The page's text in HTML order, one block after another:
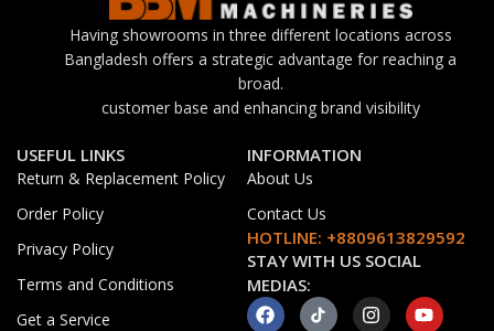
Having showrooms in three different locations across
Bangladesh offers a strategic advantage for reaching a
broad.
customer base and enhancing brand visibility
USEFUL LINKS
Return & Replacement Policy
Order Policy
Privacy Policy
Terms and Conditions
Get a Service
INFORMATION
About Us
Contact Us
HOTLINE: +8809613829592
STAY WITH US SOCIAL
MEDIAS: